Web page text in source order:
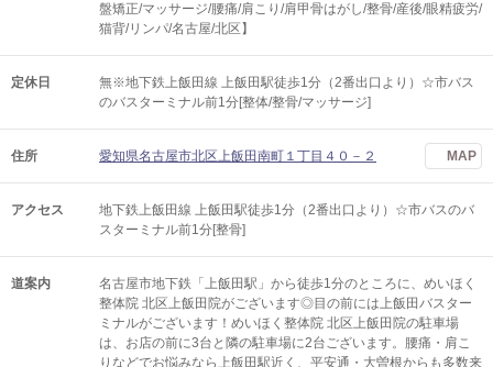
盤矯正/マッサージ/腰痛/肩こり/肩甲骨はがし/整骨/産後/眼精疲労/
猫背/リンパ/名古屋/北区】
定休日
無※地下鉄上飯田線 上飯田駅徒歩1分（2番出口より）☆市バス
のバスターミナル前1分[整体/整骨/マッサージ]
住所 愛知県名古屋市北区上飯田南町１丁目４０－２ MAP
アクセス
地下鉄上飯田線 上飯田駅徒歩1分（2番出口より）☆市バスのバ
スターミナル前1分[整骨]
道案内
名古屋市地下鉄「上飯田駅」から徒歩1分のところに、めいほく
整体院 北区上飯田院がございます◎目の前には上飯田バスター
ミナルがございます！めいほく整体院 北区上飯田院の駐車場
は、お店の前に3台と隣の駐車場に2台ございます。腰痛・肩こ
りなどでお悩みなら上飯田駅近く、平安通・大曽根からも多数来